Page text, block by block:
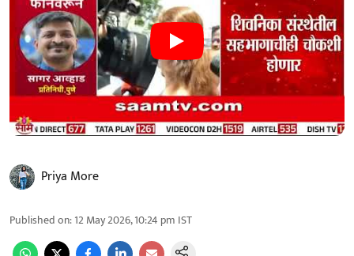
Priya More
Published on:12 May 2026, 10:24 pm IST